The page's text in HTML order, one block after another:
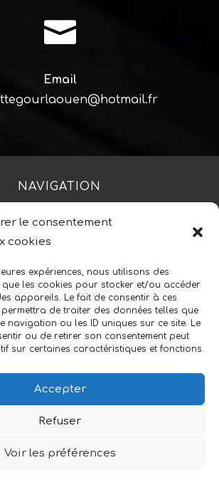
le consentement
cookies
expériences, nous utilisons des
les cookies pour stocker et/ou accéder
appareils. Le fait de consentir à ces
de traiter des données telles que
navigation ou les ID uniques sur ce site. Le
ou de retirer son consentement peut
sur certaines caractéristiques et fonctions.
Accepter
Refuser
Voir les préférences

Email
NAVIGATION
RÉALISATION